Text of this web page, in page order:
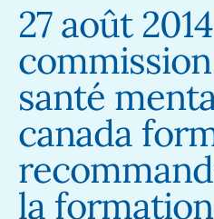
27 août
santé
canada
la formation